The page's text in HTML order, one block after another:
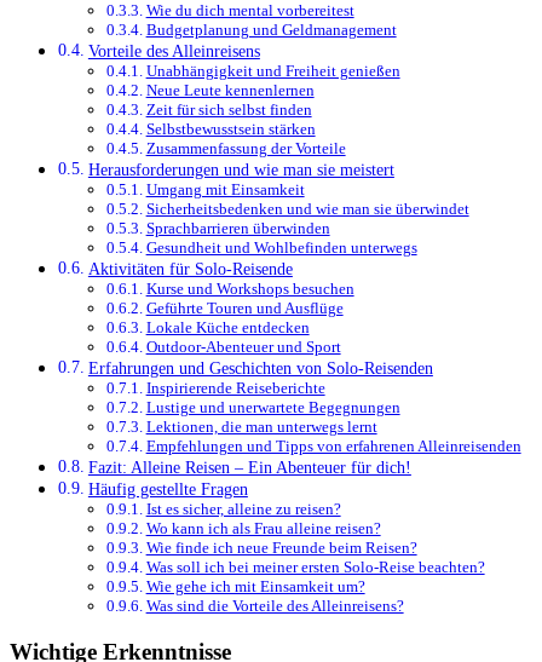
Wie du dich mental vorbereitest
Budgetplanung und Geldmanagement
Vorteile des Alleinreisens
Unabhängigkeit und Freiheit genießen
Neue Leute kennenlernen
Zeit für sich selbst finden
Selbstbewusstsein stärken
Zusammenfassung der Vorteile
Herausforderungen und wie man sie meistert
Umgang mit Einsamkeit
Sicherheitsbedenken und wie man sie überwindet
Sprachbarrieren überwinden
Gesundheit und Wohlbefinden unterwegs
Aktivitäten für Solo-Reisende
Kurse und Workshops besuchen
Geführte Touren und Ausflüge
Lokale Küche entdecken
Outdoor-Abenteuer und Sport
Erfahrungen und Geschichten von Solo-Reisenden
Inspirierende Reiseberichte
Lustige und unerwartete Begegnungen
Lektionen, die man unterwegs lernt
Empfehlungen und Tipps von erfahrenen Alleinreisenden
Fazit: Alleine Reisen – Ein Abenteuer für dich!
Häufig gestellte Fragen
Ist es sicher, alleine zu reisen?
Wo kann ich als Frau alleine reisen?
Wie finde ich neue Freunde beim Reisen?
Was soll ich bei meiner ersten Solo-Reise beachten?
Wie gehe ich mit Einsamkeit um?
Was sind die Vorteile des Alleinreisens?
Wichtige Erkenntnisse